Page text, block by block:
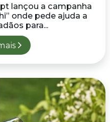
lançou a campanha
onde pede ajuda a
para...